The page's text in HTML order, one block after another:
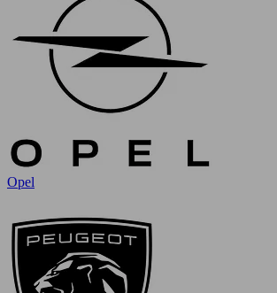
Opel